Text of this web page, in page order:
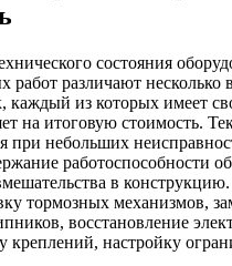
состояния
работ различают несколько
каждый из которых имеет
на итоговую стоимость.
при небольших
работоспособности
в
тормозных механизмов,
восстановление
креплений, настройку